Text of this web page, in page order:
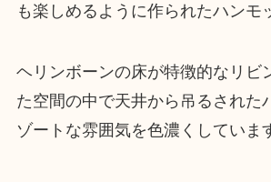
も楽しめるように作られたハンモ
ヘリンボーンの床が特徴的なリビ
た空間の中で天井から吊るされた
ゾートな雰囲気を色濃くしていま